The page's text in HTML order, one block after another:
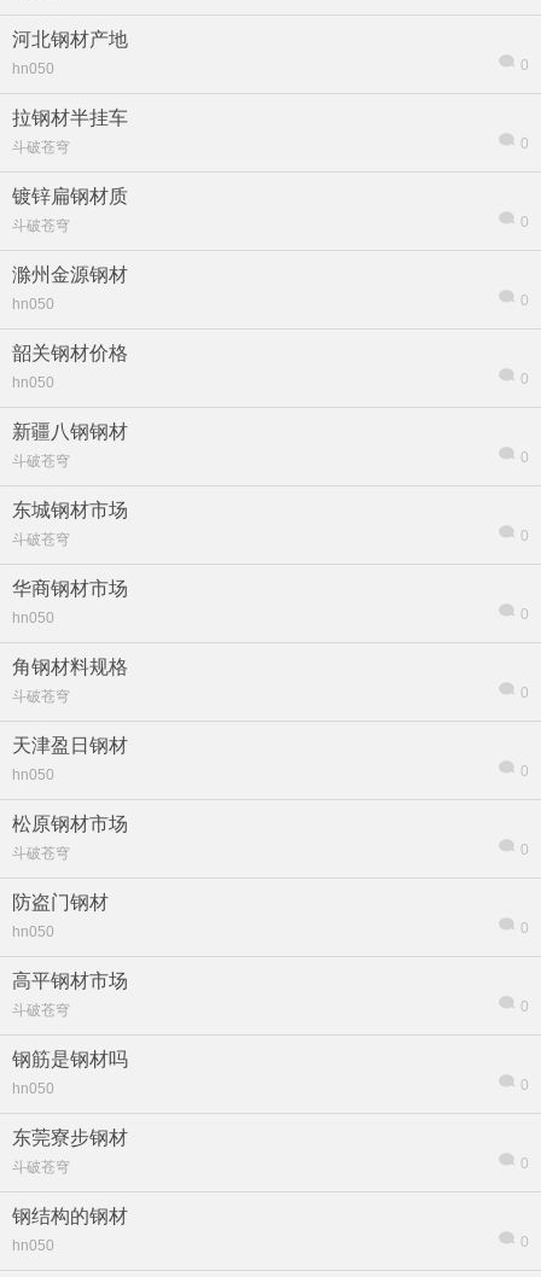
河北钢材产地
hn050 0
拉钢材半挂车
斗破苍穹 0
镀锌扁钢材质
斗破苍穹 0
滁州金源钢材
hn050 0
韶关钢材价格
hn050 0
新疆八钢钢材
斗破苍穹 0
东城钢材市场
斗破苍穹 0
华商钢材市场
hn050 0
角钢材料规格
斗破苍穹 0
天津盈日钢材
hn050 0
松原钢材市场
斗破苍穹 0
防盗门钢材
hn050 0
高平钢材市场
斗破苍穹 0
钢筋是钢材吗
hn050 0
东莞寮步钢材
斗破苍穹 0
钢结构的钢材
hn050 0